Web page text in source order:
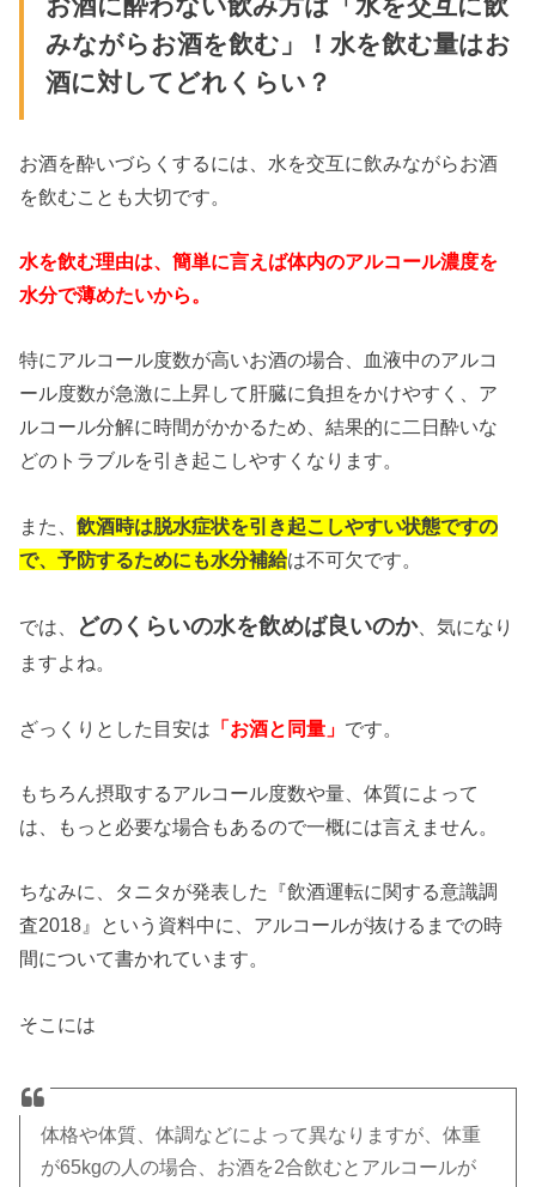
お酒に酔わない飲み方は「水を交互に飲
みながらお酒を飲む」！水を飲む量はお
酒に対してどれくらい？
お酒を酔いづらくするには、水を交互に飲みながらお酒
を飲むことも大切です。
水を飲む理由は、簡単に言えば体内のアルコール濃度を
水分で薄めたいから。
特にアルコール度数が高いお酒の場合、血液中のアルコ
ール度数が急激に上昇して肝臓に負担をかけやすく、ア
ルコール分解に時間がかかるため、結果的に二日酔いな
どのトラブルを引き起こしやすくなります。
また、飲酒時は脱水症状を引き起こしやすい状態ですの
で、予防するためにも水分補給は不可欠です。
では、 どのくらいの水を飲めば良いのか、気になり
ますよね。
ざっくりとした目安は 「お酒と同量」 です。
もちろん摂取するアルコール度数や量、体質によって
は、もっと必要な場合もあるので一概には言えません。
ちなみに、タニタが発表した『飲酒運転に関する意識調
査2018』という資料中に、アルコールが抜けるまでの時
間について書かれています。
そこには
体格や体質、体調などによって異なりますが、体重
が65kgの人の場合、お酒を2合飲むとアルコールが